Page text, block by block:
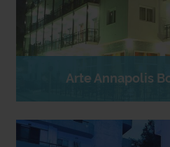
Arte Annapolis